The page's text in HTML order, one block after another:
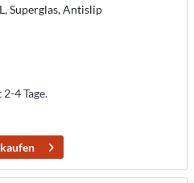
Superglas, Antislip
4 Tage.